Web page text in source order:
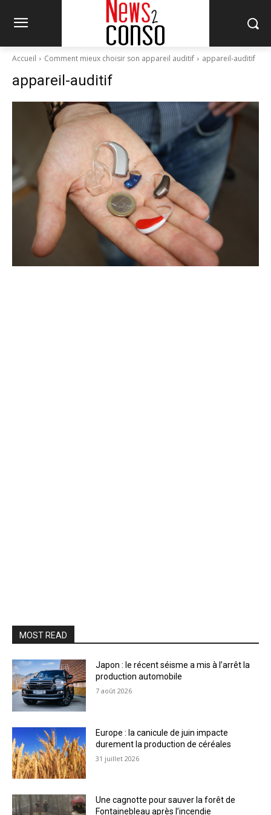
Accueil Comment mieux choisir son appareil auditif appareil-auditif
appareil-auditif
MOST READ
Japon : le récent séisme a mis à l’arrêt la
production automobile
7 août 2026
Europe : la canicule de juin impacte
durement la production de céréales
31 juillet 2026
Une cagnotte pour sauver la forêt de
Fontainebleau après l’incendie